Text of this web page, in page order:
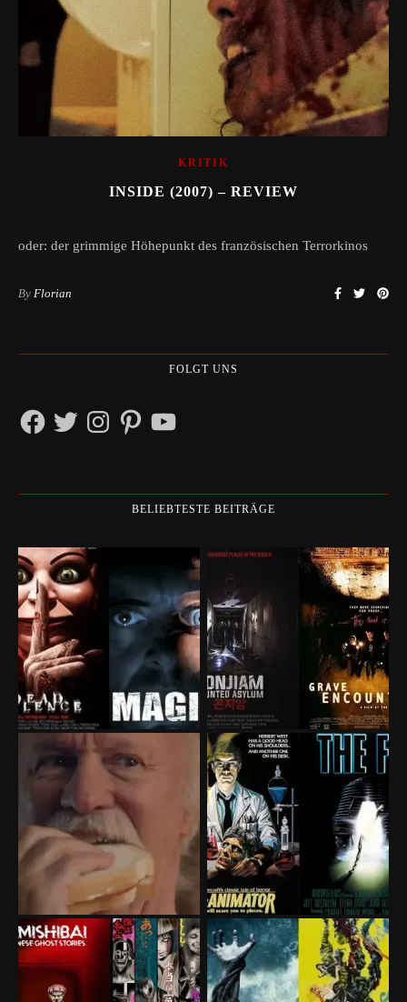
KRITIK
INSIDE (2007) – REVIEW
oder: der grimmige Höhepunkt des französischen Terrorkinos
By Florian
FOLGT UNS
FacebookTwitterInstagramPinterestYouTube
BELIEBTESTE BEITRÄGE